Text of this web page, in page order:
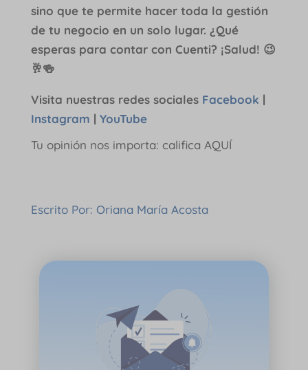
sino que te permite hacer toda la gestión
de tu negocio en un solo lugar. ¿Qué
esperas para contar con Cuenti? ¡Salud! 😉
🥂🍻
Visita nuestras redes sociales Facebook |
Instagram | YouTube
Tu opinión nos importa: califica AQUÍ
Escrito Por: Oriana María Acosta